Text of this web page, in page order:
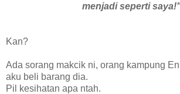
menjadi seperti
Kan?
Ada sorang makcik ni, orang kampung
aku beli barang dia.
Pil kesihatan apa ntah.